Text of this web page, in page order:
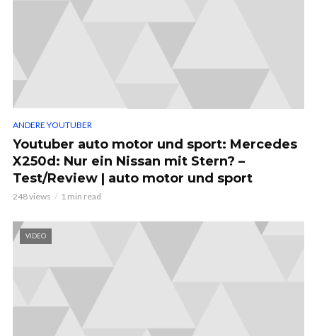
ANDERE YOUTUBER
Youtuber auto motor und sport: Mercedes
X250d: Nur ein Nissan mit Stern? –
Test/Review | auto motor und sport
248 views 1 min read
VIDEO